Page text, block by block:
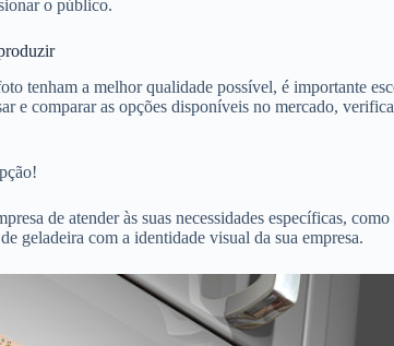
o público.
tenham a melhor qualidade possível, é importante
e comparar as opções disponíveis no mercado,
de atender às suas necessidades específicas,
geladeira com a identidade visual da sua empresa.